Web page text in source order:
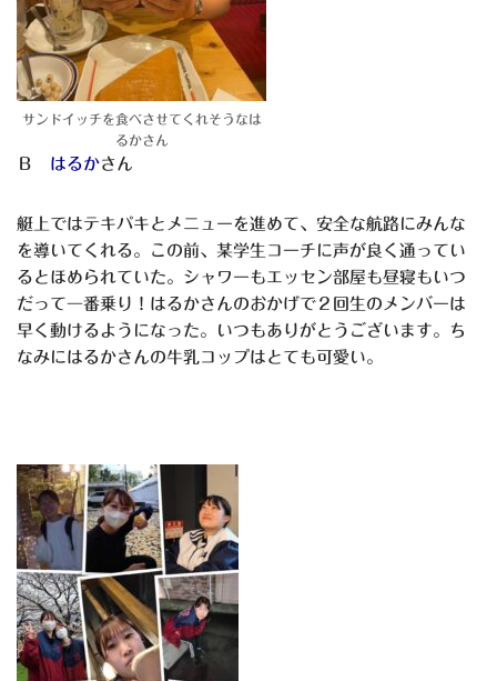
サンドイッチを食べさせてくれそうなは
るかさん
Ｂ はるかさん
艇上ではテキパキとメニューを進めて、安全な航路にみんな
を導いてくれる。この前、某学生コーチに声が良く通ってい
るとほめられていた。シャワーもエッセン部屋も昼寝もいつ
だって一番乗り！はるかさんのおかげで２回生のメンバーは
早く動けるようになった。いつもありがとうございます。ち
なみにはるかさんの牛乳コップはとても可愛い。